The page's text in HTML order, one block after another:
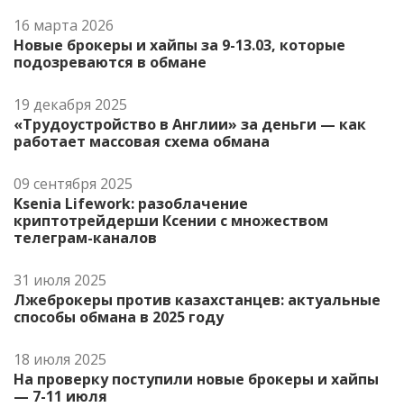
16 марта 2026
Новые брокеры и хайпы за 9-13.03, которые
подозреваются в обмане
19 декабря 2025
«Трудоустройство в Англии» за деньги — как
работает массовая схема обмана
09 сентября 2025
Ksenia Lifework: разоблачение
криптотрейдерши Ксении с множеством
телеграм-каналов
31 июля 2025
Лжеброкеры против казахстанцев: актуальные
способы обмана в 2025 году
18 июля 2025
На проверку поступили новые брокеры и хайпы
— 7-11 июля